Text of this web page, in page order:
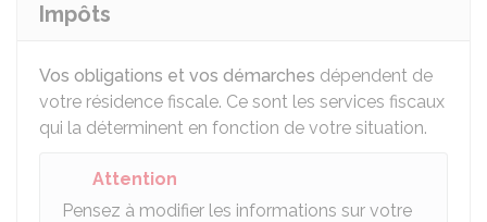
Impôts
Vos obligations et vos démarches dépendent de
votre résidence fiscale. Ce sont les services fiscaux
qui la déterminent en fonction de votre situation.
Attention
Pensez à modifier les informations sur votre